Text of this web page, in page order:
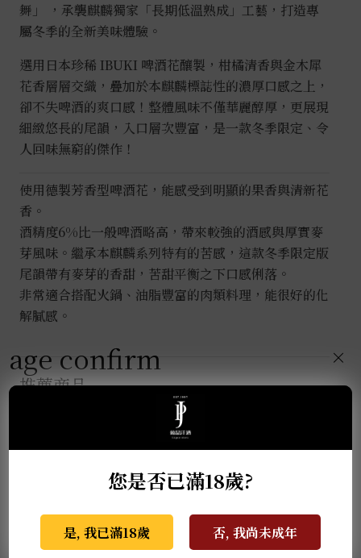
舞」 ，承襲麒麟獨家「長期低溫熟成」工藝，打造專
屬冬季的全新美味體驗。
選用日本珍稀 IBUKI 啤酒花釀製，柑橘清香與金木犀
花香層層交織，疊加於本麒麟標誌性的濃厚口感之上，
卻不失啤酒的爽口感！整體風味不僅華麗醇厚，更展現
細緻悠長的尾韻，入口層次豐富，是一款冬季限定、令
人回味無窮的傑作！
使用德製芳香型啤酒花，能感受到明顯的果香與清新花
香。
酒精度6%比一般啤酒略高，帶來較強的酒感與厚實麥
芽風味。繼承本麒麟系列特有的苦感，這款冬季限定版
尾韻帶有麥芽的香甜，苦甜平衡之下口感俐落。
非常適合搭配火鍋、油脂豐富的肉類料理，能很好的化
解膩感。
推薦商品
age confirm
您是否已滿18歲?
是, 我已滿18歲 否, 我尚未成年
×